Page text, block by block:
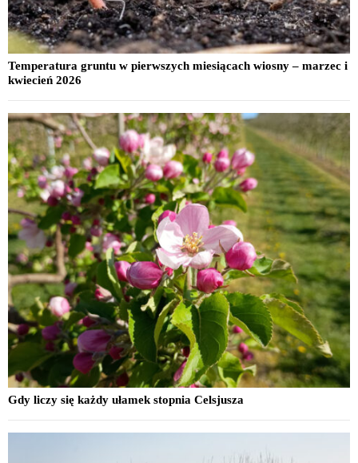
Temperatura gruntu w pierwszych miesiącach wiosny – marzec i
kwiecień 2026
Gdy liczy się każdy ułamek stopnia Celsjusza